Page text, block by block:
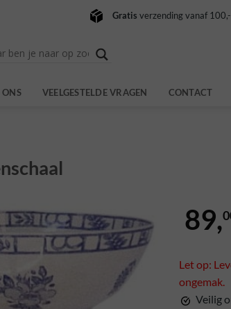
Gratis verzending vanaf 100,-
ONS VEELGESTELDE VRAGEN CONTACT
89,
Let op:
ongemak.
Veilig